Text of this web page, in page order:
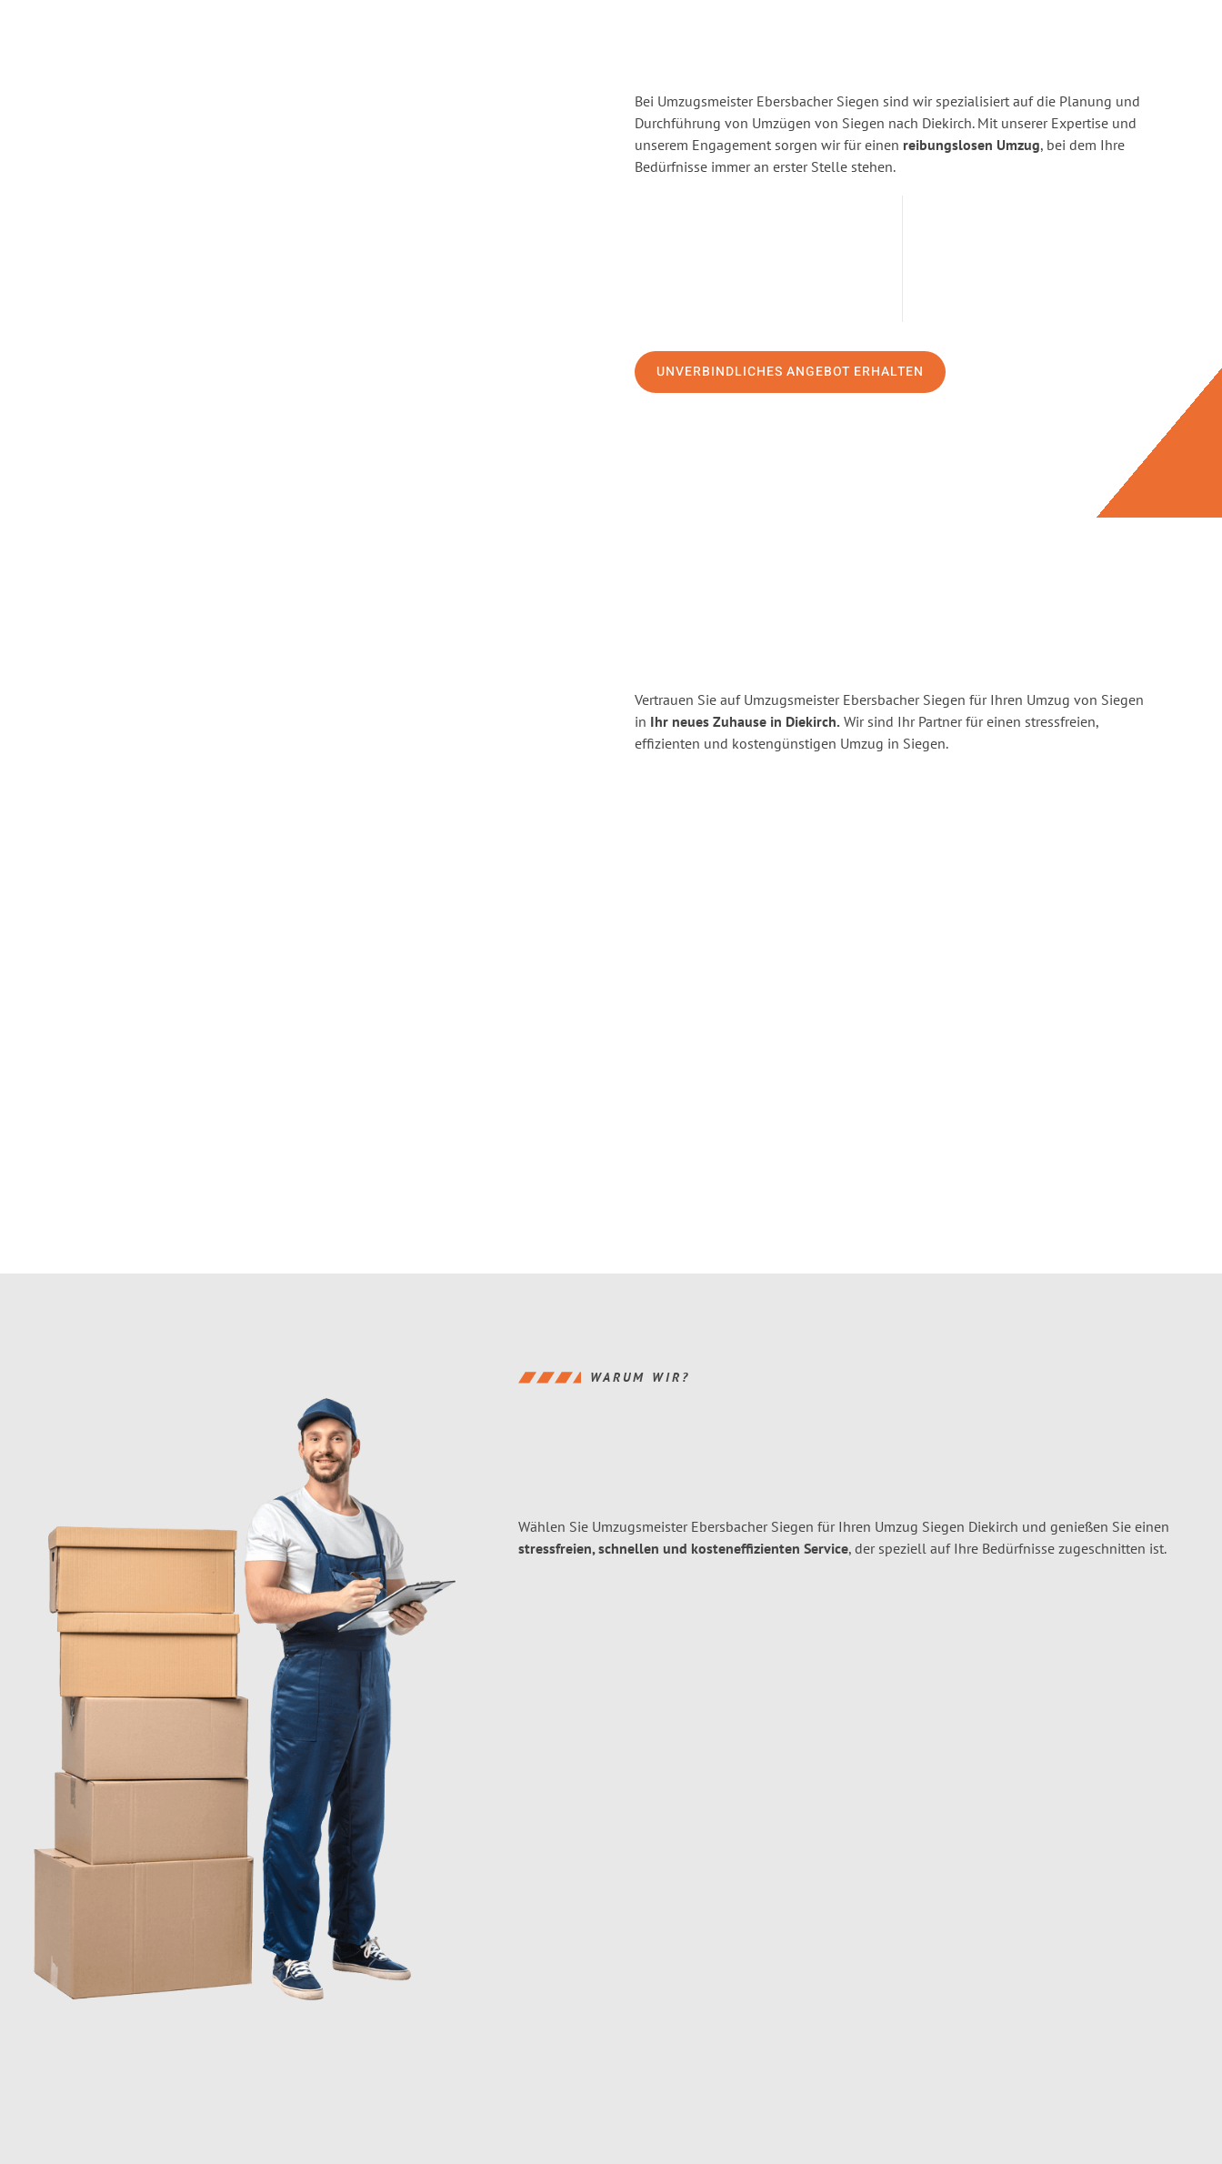
Bei Umzugsmeister Ebersbacher Siegen sind wir spezialisiert auf die Planung und
Durchführung von Umzügen von Siegen nach Diekirch. Mit unserer Expertise und
unserem Engagement sorgen wir für einen reibungslosen Umzug, bei dem Ihre
Bedürfnisse immer an erster Stelle stehen.
UNVERBINDLICHES ANGEBOT ERHALTEN
Vertrauen Sie auf Umzugsmeister Ebersbacher Siegen für Ihren Umzug von Siegen
in Ihr neues Zuhause in Diekirch. Wir sind Ihr Partner für einen stressfreien,
effizienten und kostengünstigen Umzug in Siegen.
WARUM WIR?
Wählen Sie Umzugsmeister Ebersbacher Siegen für Ihren Umzug Siegen Diekirch und genießen Sie einen
stressfreien, schnellen und kosteneffizienten Service, der speziell auf Ihre Bedürfnisse zugeschnitten ist.